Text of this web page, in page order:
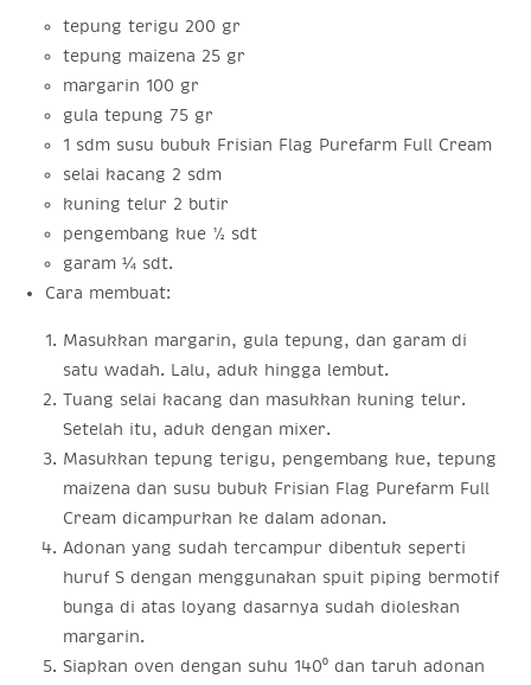
tepung terigu 200 gr
tepung maizena 25 gr
margarin 100 gr
gula tepung 75 gr
1 sdm susu bubuk Frisian Flag Purefarm Full Cream
selai kacang 2 sdm
kuning telur 2 butir
pengembang kue ½ sdt
garam ¼ sdt.
Cara membuat:
Masukkan margarin, gula tepung, dan garam di
satu wadah. Lalu, aduk hingga lembut.
Tuang selai kacang dan masukkan kuning telur.
Setelah itu, aduk dengan mixer.
Masukkan tepung terigu, pengembang kue, tepung
maizena dan susu bubuk Frisian Flag Purefarm Full
Cream dicampurkan ke dalam adonan.
Adonan yang sudah tercampur dibentuk seperti
huruf S dengan menggunakan spuit piping bermotif
bunga di atas loyang dasarnya sudah dioleskan
margarin.
Siapkan oven dengan suhu 140⁰ dan taruh adonan